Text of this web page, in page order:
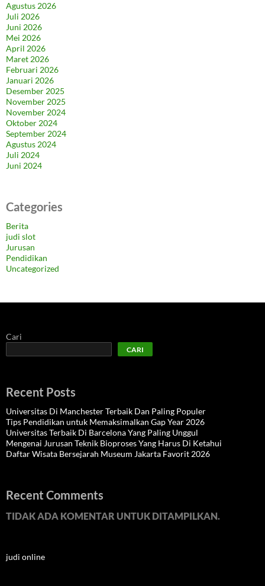
Agustus 2026
Juli 2026
Juni 2026
Mei 2026
April 2026
Maret 2026
Februari 2026
Januari 2026
Desember 2025
November 2025
November 2024
Oktober 2024
September 2024
Agustus 2024
Juli 2024
Juni 2024
Categories
Berita
judi slot
Jurusan
Pendidikan
Uncategorized
Cari
CARI
Recent Posts
Universitas Di Manchester Terbaik Dan Paling Populer
Tips Pendidikan untuk Memaksimalkan Gap Year 2026
Universitas Terbaik Di Barcelona Yang Paling Unggul
Mengenai Jurusan Teknik Bioproses Yang Harus Di Ketahui
Daftar Wisata Bersejarah Museum Jakarta Favorit 2026
Recent Comments
TIDAK ADA KOMENTAR UNTUK DITAMPILKAN.
judi online